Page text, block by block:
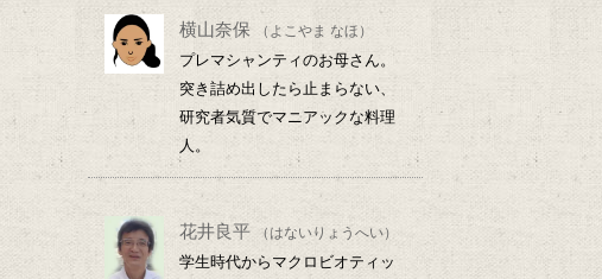
横山奈保 （よこやま なほ）
プレマシャンティのお母さん。
突き詰め出したら止まらない、
研究者気質でマニアックな料理
人。
花井良平 （はないりょうへい）
学生時代からマクロビオティッ